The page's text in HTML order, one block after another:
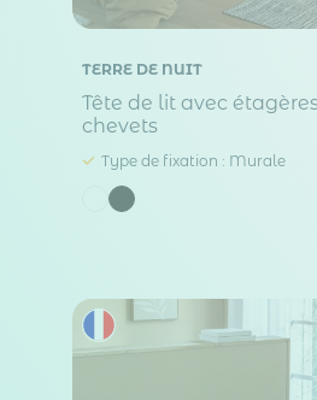
TERRE DE NUIT
Tête de lit avec
chevets
Type de fixation : Murale